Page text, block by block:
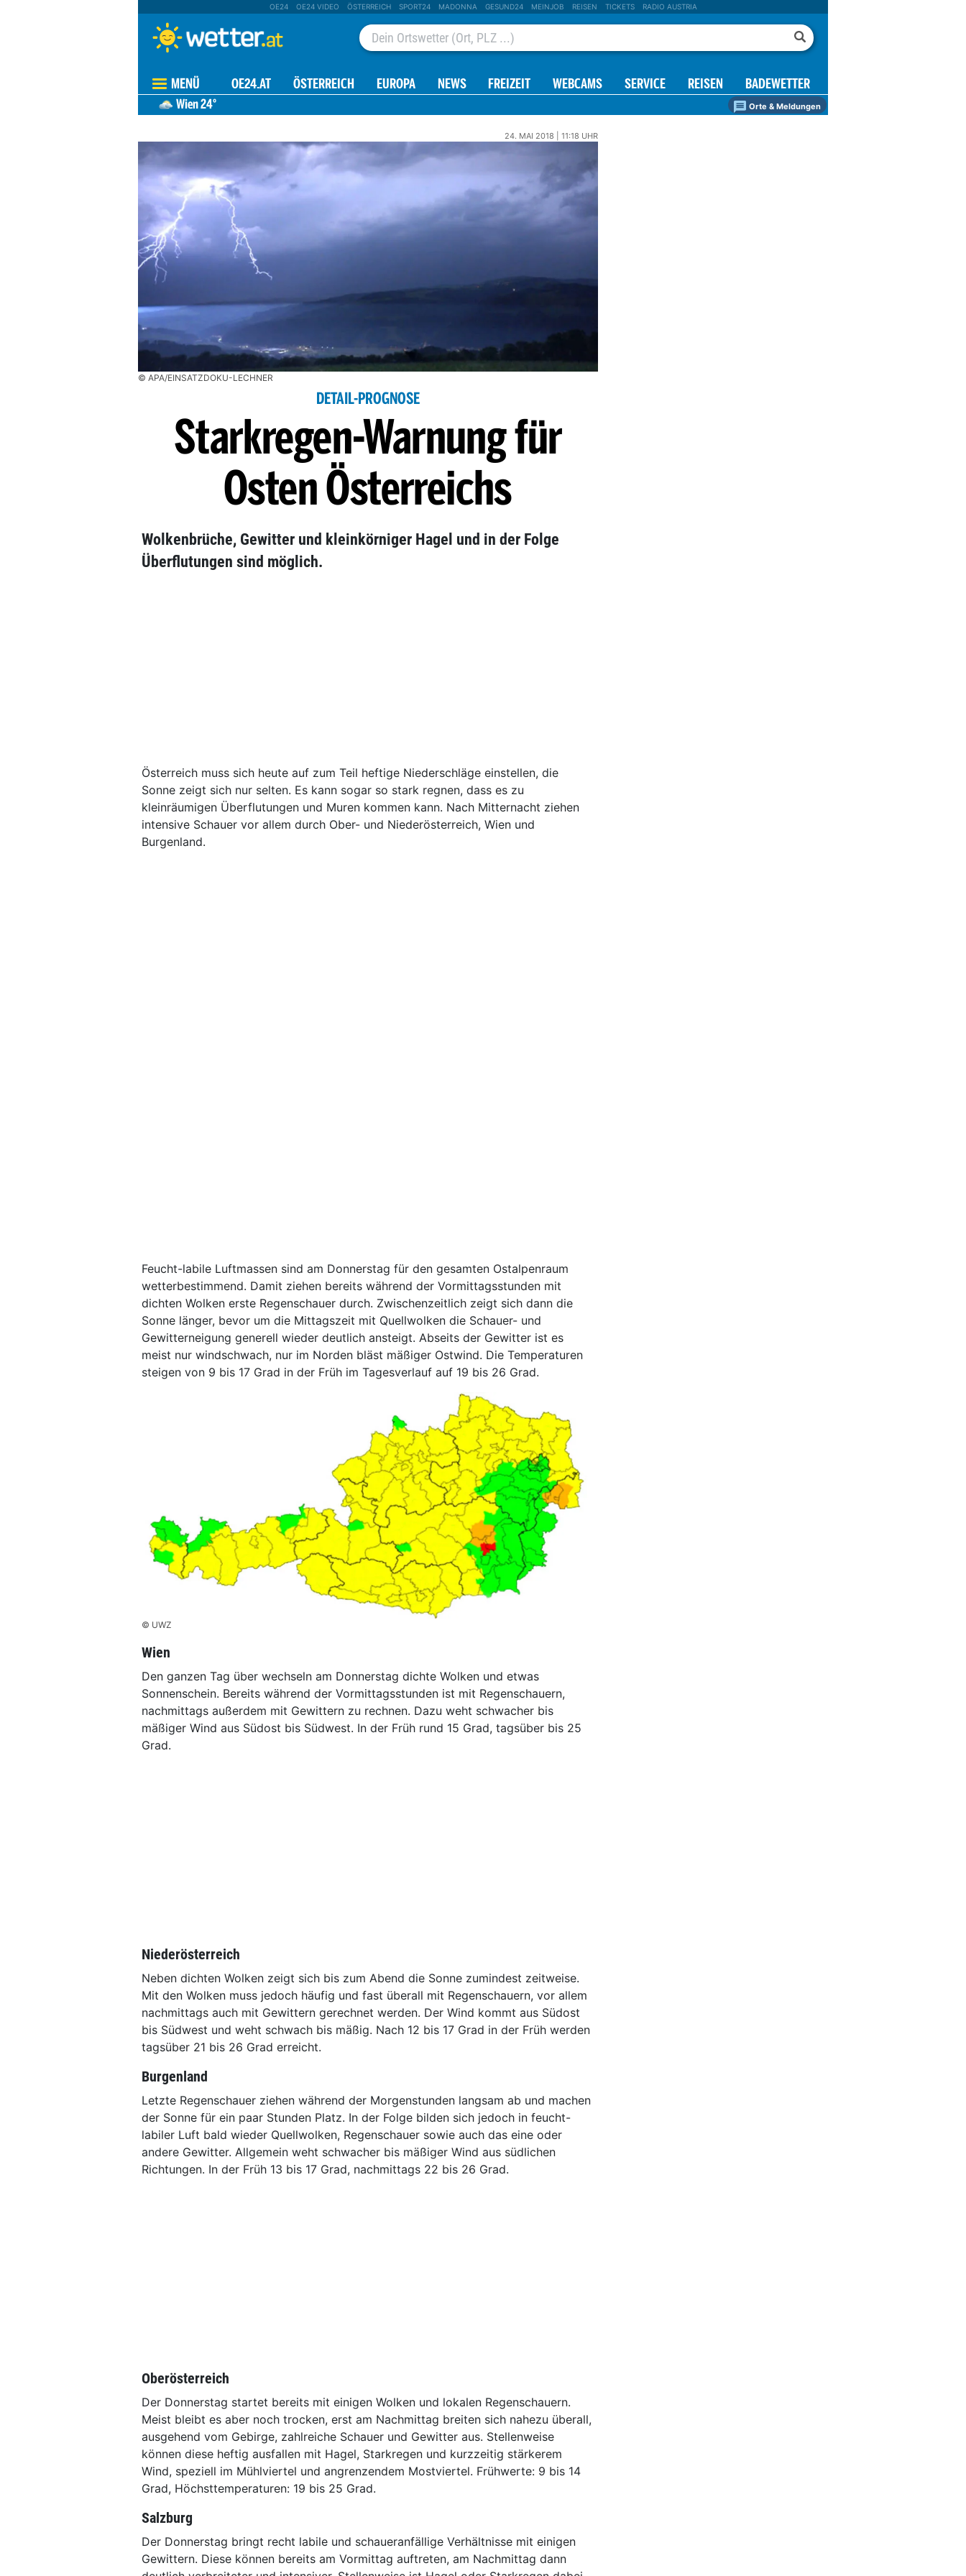
OE24 OE24 VIDEO ÖSTERREICH SPORT24 MADONNA GESUND24 MEINJOB REISEN TICKETS RADIO AUSTRIA
MENÜ OE24.AT ÖSTERREICH EUROPA NEWS FREIZEIT WEBCAMS SERVICE REISEN BADEWETTER
Wien24° Orte & Meldungen
24. MAI 2018 | 11:18 UHR
© APA/EINSATZDOKU-LECHNER
DETAIL-PROGNOSE
Starkregen-Warnung für
Osten Österreichs
Wolkenbrüche, Gewitter und kleinkörniger Hagel und in der Folge
Überflutungen sind möglich.
Österreich muss sich heute auf zum Teil heftige Niederschläge einstellen, die
Sonne zeigt sich nur selten. Es kann sogar so stark regnen, dass es zu
kleinräumigen Überflutungen und Muren kommen kann. Nach Mitternacht ziehen
intensive Schauer vor allem durch Ober- und Niederösterreich, Wien und
Burgenland.
Feucht-labile Luftmassen sind am Donnerstag für den gesamten Ostalpenraum
wetterbestimmend. Damit ziehen bereits während der Vormittagsstunden mit
dichten Wolken erste Regenschauer durch. Zwischenzeitlich zeigt sich dann die
Sonne länger, bevor um die Mittagszeit mit Quellwolken die Schauer- und
Gewitterneigung generell wieder deutlich ansteigt. Abseits der Gewitter ist es
meist nur windschwach, nur im Norden bläst mäßiger Ostwind. Die Temperaturen
steigen von 9 bis 17 Grad in der Früh im Tagesverlauf auf 19 bis 26 Grad.
© UWZ
Wien
Den ganzen Tag über wechseln am Donnerstag dichte Wolken und etwas
Sonnenschein. Bereits während der Vormittagsstunden ist mit Regenschauern,
nachmittags außerdem mit Gewittern zu rechnen. Dazu weht schwacher bis
mäßiger Wind aus Südost bis Südwest. In der Früh rund 15 Grad, tagsüber bis 25
Grad.
Niederösterreich
Neben dichten Wolken zeigt sich bis zum Abend die Sonne zumindest zeitweise.
Mit den Wolken muss jedoch häufig und fast überall mit Regenschauern, vor allem
nachmittags auch mit Gewittern gerechnet werden. Der Wind kommt aus Südost
bis Südwest und weht schwach bis mäßig. Nach 12 bis 17 Grad in der Früh werden
tagsüber 21 bis 26 Grad erreicht.
Burgenland
Letzte Regenschauer ziehen während der Morgenstunden langsam ab und machen
der Sonne für ein paar Stunden Platz. In der Folge bilden sich jedoch in feucht-
labiler Luft bald wieder Quellwolken, Regenschauer sowie auch das eine oder
andere Gewitter. Allgemein weht schwacher bis mäßiger Wind aus südlichen
Richtungen. In der Früh 13 bis 17 Grad, nachmittags 22 bis 26 Grad.
Oberösterreich
Der Donnerstag startet bereits mit einigen Wolken und lokalen Regenschauern.
Meist bleibt es aber noch trocken, erst am Nachmittag breiten sich nahezu überall,
ausgehend vom Gebirge, zahlreiche Schauer und Gewitter aus. Stellenweise
können diese heftig ausfallen mit Hagel, Starkregen und kurzzeitig stärkerem
Wind, speziell im Mühlviertel und angrenzendem Mostviertel. Frühwerte: 9 bis 14
Grad, Höchsttemperaturen: 19 bis 25 Grad.
Salzburg
Der Donnerstag bringt recht labile und schaueranfällige Verhältnisse mit einigen
Gewittern. Diese können bereits am Vormittag auftreten, am Nachmittag dann